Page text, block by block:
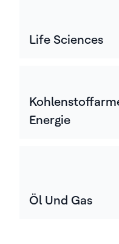
Life Sciences
Energie
Öl Und Gas